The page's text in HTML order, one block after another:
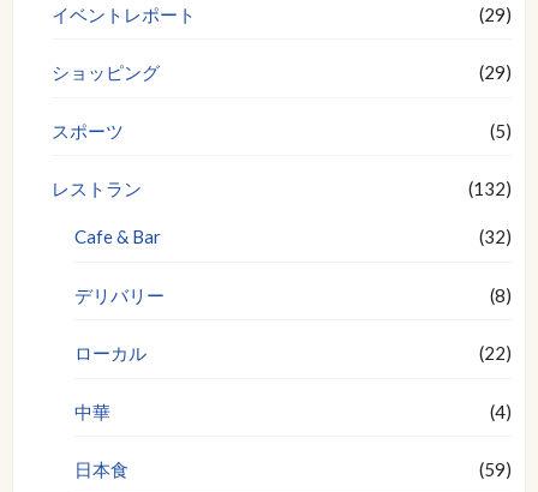
イベントレポート (29)
ショッピング (29)
スポーツ (5)
レストラン (132)
Cafe & Bar (32)
デリバリー (8)
ローカル (22)
中華 (4)
日本食 (59)